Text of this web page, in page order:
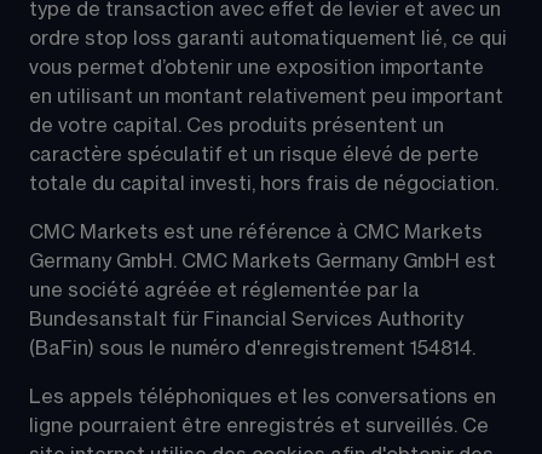
type de transaction avec effet de levier et avec un
ordre stop loss garanti automatiquement lié, ce qui
vous permet d’obtenir une exposition importante
en utilisant un montant relativement peu important
de votre capital. Ces produits présentent un
caractère spéculatif et un risque élevé de perte
totale du capital investi, hors frais de négociation.
CMC Markets est une référence à CMC Markets
Germany GmbH. CMC Markets Germany GmbH est
une société agréée et réglementée par la
Bundesanstalt für Financial Services Authority
(BaFin) sous le numéro d'enregistrement 154814.
Les appels téléphoniques et les conversations en
ligne pourraient être enregistrés et surveillés. Ce